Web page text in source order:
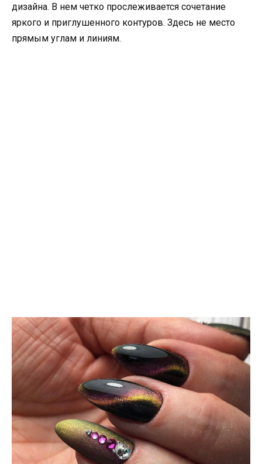
дизайна. В нем четко прослеживается сочетание
яркого и приглушенного контуров. Здесь не место
прямым углам и линиям.